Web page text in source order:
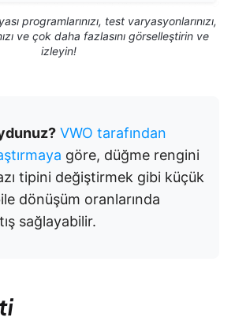
programlarınızı, test varyasyonlarınızı,
ve çok daha fazlasını görselleştirin ve
izleyin!
VWO tarafından
göre, düğme rengini
tipini değiştirmek gibi küçük
dönüşüm oranlarında
sağlayabilir.